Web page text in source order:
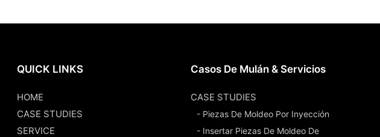
QUICK LINKS
HOME
CASE STUDIES
SERVICE
Casos De Mulán & Servicios
CASE STUDIES
- Piezas De Moldeo Por Inyección
- Insertar Piezas De Moldeo De